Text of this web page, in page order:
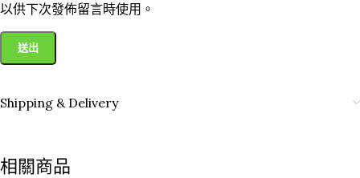
以供下次發佈留言時使用。
Shipping & Delivery
相關商品